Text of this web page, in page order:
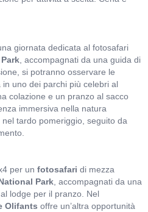
giornata dedicata al fotosafari
, accompagnati da una guida di
si potranno osservare le
uno dei parchi più celebri al
colazione e un pranzo al sacco
immersiva nella natura
tardo pomeriggio, seguito da
per un fotosafari di mezza
Park , accompagnati da una
lodge per il pranzo. Nel
Olifants offre un’altra opportunità